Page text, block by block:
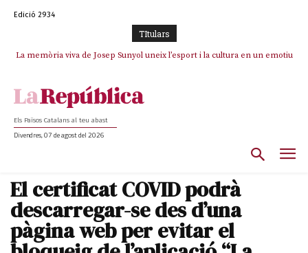
Edició 2934
TItulars
La memòria viva de Josep Sunyol uneix l’esport i la cultura en un emotiu
Els Països Catalans al teu abast
Divendres, 07 de agost del 2026
El certificat COVID podrà
descarregar-se des d’una
pàgina web per evitar el